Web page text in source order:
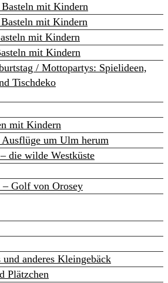
mit Kindern
mit Kindern
mit Kindern
mit Kindern
/ Mottopartys: Spielideen,
Tischdeko
mit Kindern
um Ulm herum
die wilde Westküste
– Golf von Orosey
und anderes Kleingebäck
Plätzchen